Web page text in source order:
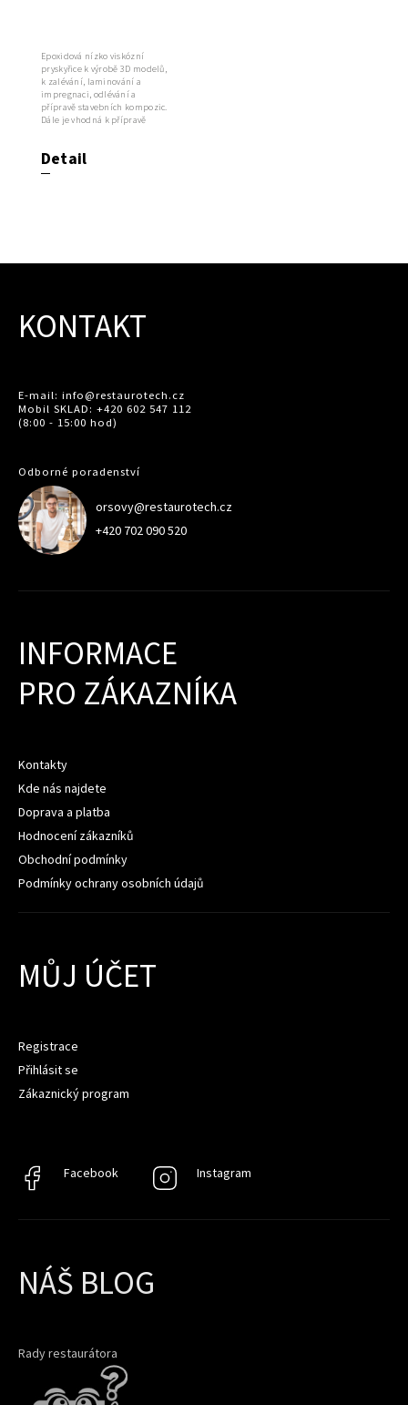
Detail
Epoxidová nízko viskózní
pryskyřice k výrobě 3D modelů,
k zalévání, laminování a
impregnaci, odlévání a
přípravě stavebních kompozic.
Dále je vhodná k přípravě
KONTAKT
E-mail: info@restaurotech.cz
Mobil SKLAD: +420 602 547 112
(8:00 - 15:00 hod)
Odborné poradenství
orsovy@restaurotech.cz
+420 702 090 520
INFORMACE
PRO ZÁKAZNÍKA
Kontakty
Kde nás najdete
Doprava a platba
Hodnocení zákazníků
Obchodní podmínky
Podmínky ochrany osobních údajů
MŮJ ÚČET
Registrace
Přihlásit se
Zákaznický program
Facebook
Facebook Instagram
Instagram
NÁŠ BLOG
Rady restaurátora